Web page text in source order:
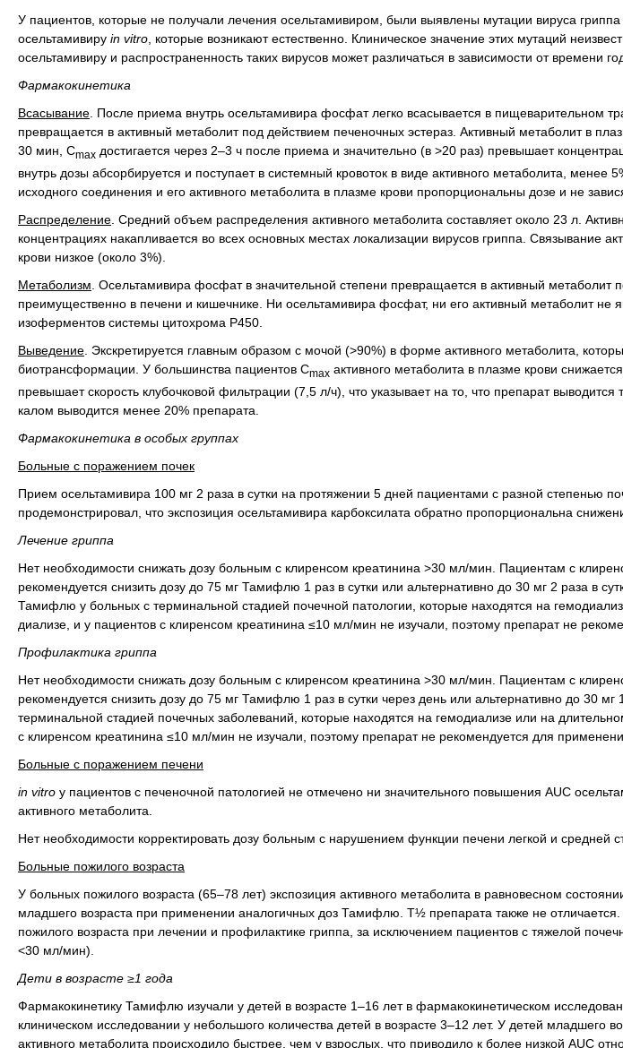
У пациентов, которые не получали лечения осельтамивиром, были выявлены мутации вируса
осельтамивиру in vitro , которые возникают естественно. Клиническое значение этих мутаций
осельтамивиру и распространенность таких вирусов может различаться в зависимости от времени
Фармакокинетика
Всасывание . После приема внутрь осельтамивира фосфат легко всасывается в пищеварительном
превращается в активный метаболит под действием печеночных эстераз. Активный метаболит в
30 мин, Cmax достигается через 2–3 ч после приема и значительно (в >20 раз) превышает
внутрь дозы абсорбируется и поступает в системный кровоток в виде активного метаболита,
исходного соединения и его активного метаболита в плазме крови пропорциональны дозе и не
Распределение . Средний объем распределения активного метаболита составляет около 23 л.
концентрациях накапливается во всех основных местах локализации вирусов гриппа. Связывание
крови низкое (около 3%).
Метаболизм . Осельтамивира фосфат в значительной степени превращается в активный метаболит
преимущественно в печени и кишечнике. Ни осельтамивира фосфат, ни его активный метаболит не
изоферментов системы цитохрома Р450.
Выведение . Экскретируется главным образом с мочой (>90%) в форме активного метаболита,
биотрансформации. У большинства пациентов Cmax активного метаболита в плазме крови
превышает скорость клубочковой фильтрации (7,5 л/ч), что указывает на то, что препарат
калом выводится менее 20% препарата.
Фармакокинетика в особых группах
Больные с поражением почек
Прием осельтамивира 100 мг 2 раза в сутки на протяжении 5 дней пациентами с разной степенью
продемонстрировал, что экспозиция осельтамивира карбоксилата обратно пропорциональна
Лечение гриппа
Нет необходимости снижать дозу больным с клиренсом креатинина >30 мл/мин. Пациентам с
рекомендуется снизить дозу до 75 мг Тамифлю 1 раз в сутки или альтернативно до 30 мг 2 раза в
Тамифлю у больных с терминальной стадией почечной патологии, которые находятся на
диализе, и у пациентов с клиренсом креатинина ≤10 мл/мин не изучали, поэтому препарат не
Профилактика гриппа
Нет необходимости снижать дозу больным с клиренсом креатинина >30 мл/мин. Пациентам с
рекомендуется снизить дозу до 75 мг Тамифлю 1 раз в сутки через день или альтернативно до 30
терминальной стадией почечных заболеваний, которые находятся на гемодиализе или на
с клиренсом креатинина ≤10 мл/мин не изучали, поэтому препарат не рекомендуется для
Больные с поражением печени
in vitro у пациентов с печеночной патологией не отмечено ни значительного повышения AUC
активного метаболита.
Нет необходимости корректировать дозу больным с нарушением функции печени легкой и средней
Больные пожилого возраста
У больных пожилого возраста (65–78 лет) экспозиция активного метаболита в равновесном
младшего возраста при применении аналогичных доз Тамифлю. Т½ препарата также не отличается.
пожилого возраста при лечении и профилактике гриппа, за исключением пациентов с тяжелой
<30 мл/мин).
Дети в возрасте ≥1 года
Фармакокинетику Тамифлю изучали у детей в возрасте 1–16 лет в фармакокинетическом
клиническом исследовании у небольшого количества детей в возрасте 3–12 лет. У детей младшего
активного метаболита происходило быстрее, чем у взрослых, что приводило к более низкой AUC